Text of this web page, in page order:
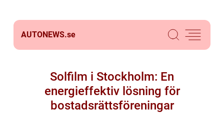
AUTONEWS.se
Solfilm i Stockholm: En
energieffektiv lösning för
bostadsrättsföreningar